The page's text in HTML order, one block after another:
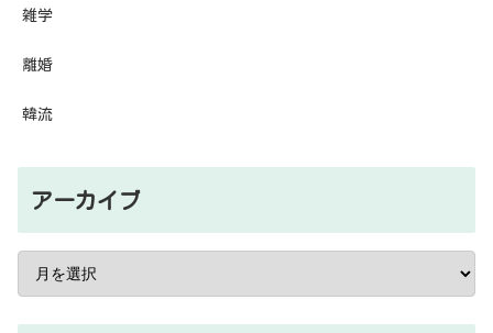
雑学
離婚
韓流
アーカイブ